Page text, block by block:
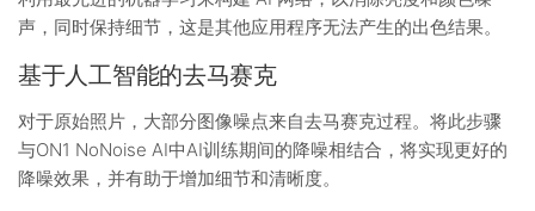
声，同时保持细节，这是其他应用程序无法产生的出色结果。
基于人工智能的去马赛克
对于原始照片，大部分图像噪点来自去马赛克过程。将此步骤
与ON1 NoNoise AI中AI训练期间的降噪相结合，将实现更好的
降噪效果，并有助于增加细节和清晰度。